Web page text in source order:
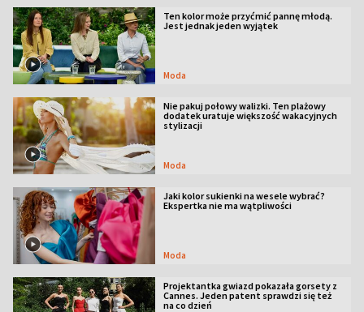
Ten kolor może przyćmić pannę młodą.
Jest jednak jeden wyjątek
Moda
Nie pakuj połowy walizki. Ten plażowy
dodatek uratuje większość wakacyjnych
stylizacji
Moda
Jaki kolor sukienki na wesele wybrać?
Ekspertka nie ma wątpliwości
Moda
Projektantka gwiazd pokazała gorsety z
Cannes. Jeden patent sprawdzi się też
na co dzień